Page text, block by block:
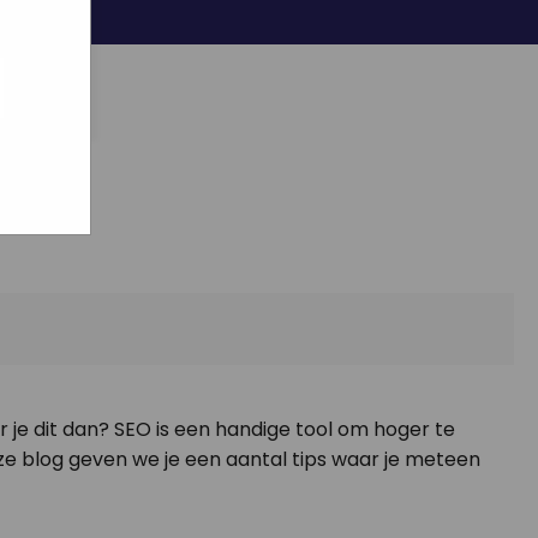
dit dan? SEO is een handige tool om hoger te
blog geven we je een aantal tips waar je meteen